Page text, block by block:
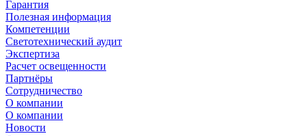
Гарантия
Полезная информация
Компетенции
Светотехнический аудит
Экспертиза
Расчет освещенности
Партнёры
Cотрудничество
О компании
О компании
Новости